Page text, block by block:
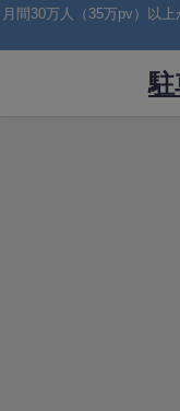
月間30万人（35万pv）以
駐